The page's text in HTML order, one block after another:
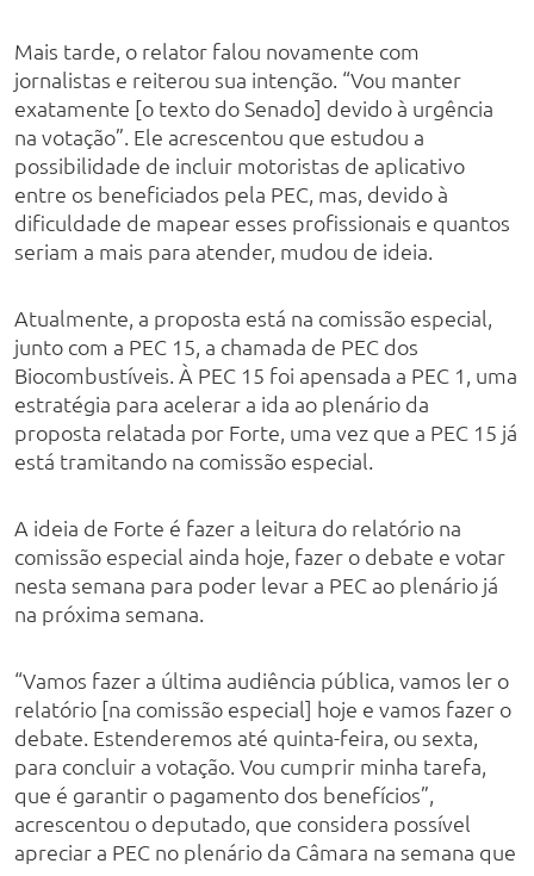
Mais tarde, o relator falou novamente com
jornalistas e reiterou sua intenção. “Vou manter
exatamente [o texto do Senado] devido à urgência
na votação”. Ele acrescentou que estudou a
possibilidade de incluir motoristas de aplicativo
entre os beneficiados pela PEC, mas, devido à
dificuldade de mapear esses profissionais e quantos
seriam a mais para atender, mudou de ideia.
Atualmente, a proposta está na comissão especial,
junto com a PEC 15, a chamada de PEC dos
Biocombustíveis. À PEC 15 foi apensada a PEC 1, uma
estratégia para acelerar a ida ao plenário da
proposta relatada por Forte, uma vez que a PEC 15 já
está tramitando na comissão especial.
A ideia de Forte é fazer a leitura do relatório na
comissão especial ainda hoje, fazer o debate e votar
nesta semana para poder levar a PEC ao plenário já
na próxima semana.
“Vamos fazer a última audiência pública, vamos ler o
relatório [na comissão especial] hoje e vamos fazer o
debate. Estenderemos até quinta-feira, ou sexta,
para concluir a votação. Vou cumprir minha tarefa,
que é garantir o pagamento dos benefícios”,
acrescentou o deputado, que considera possível
apreciar a PEC no plenário da Câmara na semana que